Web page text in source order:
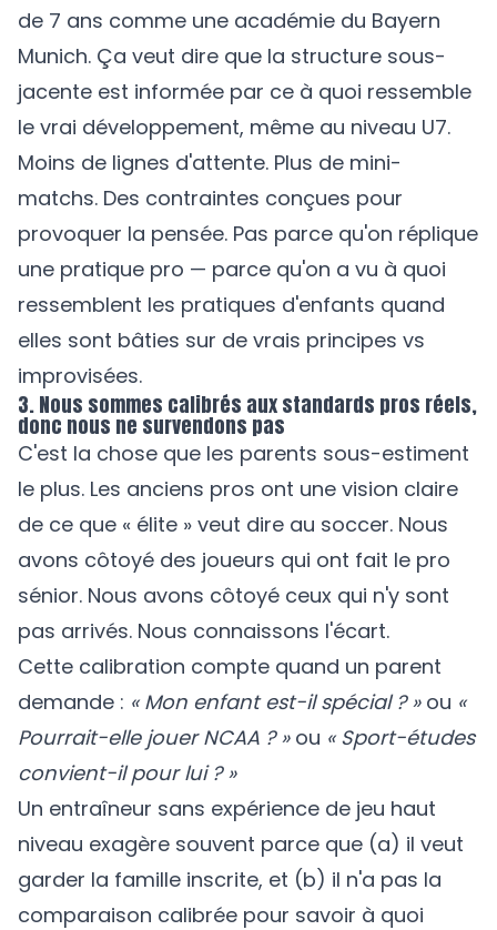
de 7 ans comme une académie du Bayern
Munich. Ça veut dire que la structure sous-
jacente est informée par ce à quoi ressemble
le vrai développement, même au niveau U7.
Moins de lignes d'attente. Plus de mini-
matchs. Des contraintes conçues pour
provoquer la pensée. Pas parce qu'on réplique
une pratique pro — parce qu'on a vu à quoi
ressemblent les pratiques d'enfants quand
elles sont bâties sur de vrais principes vs
improvisées.
3. Nous sommes calibrés aux standards pros réels,
donc nous ne survendons pas
C'est la chose que les parents sous-estiment
le plus. Les anciens pros ont une vision claire
de ce que « élite » veut dire au soccer. Nous
avons côtoyé des joueurs qui ont fait le pro
sénior. Nous avons côtoyé ceux qui n'y sont
pas arrivés. Nous connaissons l'écart.
Cette calibration compte quand un parent
demande : « Mon enfant est-il spécial ? »ou «
Pourrait-elle jouer NCAA ? »ou « Sport-études
convient-il pour lui ? »
Un entraîneur sans expérience de jeu haut
niveau exagère souvent parce que (a) il veut
garder la famille inscrite, et (b) il n'a pas la
comparaison calibrée pour savoir à quoi